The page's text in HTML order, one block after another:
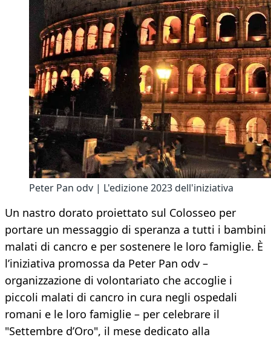
Peter Pan odv | L'edizione 2023 dell'iniziativa
Un nastro dorato proiettato sul Colosseo per
portare un messaggio di speranza a tutti i bambini
malati di cancro e per sostenere le loro famiglie. È
l’iniziativa promossa da Peter Pan odv –
organizzazione di volontariato che accoglie i
piccoli malati di cancro in cura negli ospedali
romani e le loro famiglie – per celebrare il
"Settembre d’Oro", il mese dedicato alla